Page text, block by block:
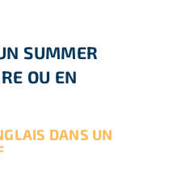
SUMMER
OU EN
DANS UN